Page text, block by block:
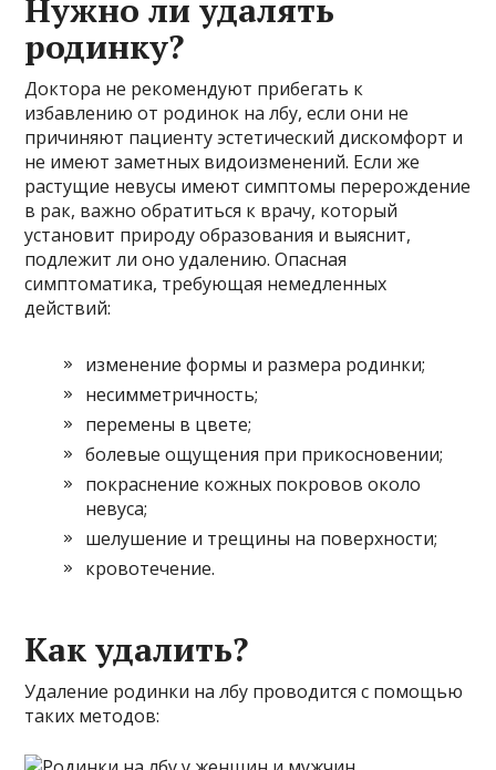
Нужно ли удалять
родинку?
Доктора не рекомендуют прибегать к
избавлению от родинок на лбу, если они не
причиняют пациенту эстетический дискомфорт и
не имеют заметных видоизменений. Если же
растущие невусы имеют симптомы перерождение
в рак, важно обратиться к врачу, который
установит природу образования и выяснит,
подлежит ли оно удалению. Опасная
симптоматика, требующая немедленных
действий:
изменение формы и размера родинки;
несимметричность;
перемены в цвете;
болевые ощущения при прикосновении;
покраснение кожных покровов около
невуса;
шелушение и трещины на поверхности;
кровотечение.
Как удалить?
Удаление родинки на лбу проводится с помощью
таких методов: